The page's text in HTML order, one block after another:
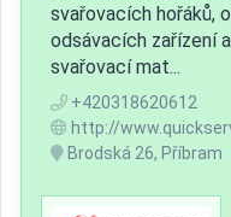
svařovacích hořáků,
odsávacích zařízení
svařovací mat...
+420318620612
http://
Brodská 26, Příbram